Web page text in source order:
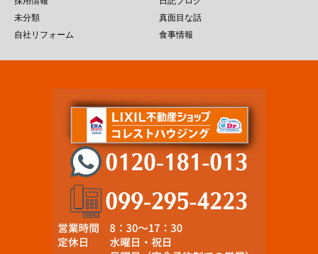
未分類
真面目な話
自社リフォーム
食事情報